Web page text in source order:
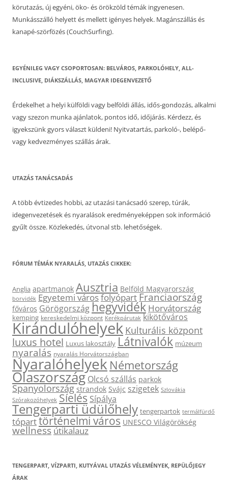
körutazás, új egyéni, öko- és örökzöld témák ingyenesen.
Munkásszálló helyett és mellett igényes helyek. Magánszállás és
kanapé-szörfözés (CouchSurfing).
EGYÉNILEG VAGY CSOPORTOSAN: BELVÁROS, PARKOLÓHELY, ALL-
INCLUSIVE, DIÁKSZÁLLÁS, MAGYAR IDEGENVEZETŐ
Érdekelhet a helyi külföldi vagy belföldi állás, idős-gondozás, alkalmi
vagy szezon munka ajánlatok, pontos idő, időjárás. Kérdezz, és
igyekszünk gyors választ küldeni! Nyitvatartás, parkoló-, belépő-
vagy kedvezményes szállás árak.
UTAZÁS TANÁCSADÁS
A több évtizedes hobbi, az utazási tanácsadó szerep, túrák,
idegenvezetések és nyaralások eredményeképpen sok információ
gyűlt össze. Közlekedés, útvonal stb. lehetőségek.
FÓRUM TÉMÁK NYARALÁS, UTAZÁS CIKKEK:
Anglia apartmanok Ausztria Belföld Magyarország
borvidék Egyetemi városfolyópartFranciaország
főváros Görögországhegyvidék Horvátország
kemping kereskedelmi központ Kerékpárutak kikötőváros
Kirándulóhelyek Kulturális központ
luxus hotel Luxus lakosztály Látnivalók múzeum
nyaralás nyaralás Horvátországban
Nyaralóhelyek Németország
Olaszország Olcsó szállás parkok
Spanyolország strandok Svájc szigetek Szlovákia
Szórakozóhelyek Síelés Sípálya
Tengerparti üdülőhely tengerpartok termálfürdő
tóparttörténelmi város UNESCO Világörökség
wellnessútikalauz
TENGERPART, VÍZPARTI, KUTYÁVAL UTAZÁS VÉLEMÉNYEK, REPÜLŐJEGY
ÁRAK